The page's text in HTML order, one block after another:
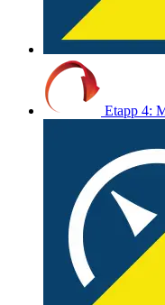
Etapp 4: